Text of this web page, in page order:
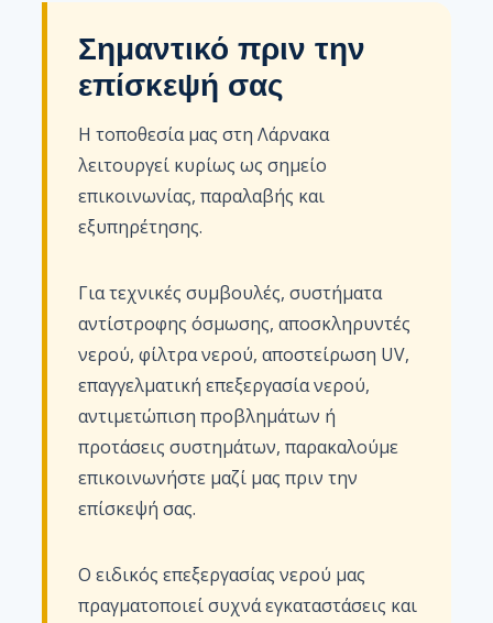
Σημαντικό πριν την
επίσκεψή σας
Η τοποθεσία μας στη Λάρνακα
λειτουργεί κυρίως ως σημείο
επικοινωνίας, παραλαβής και
εξυπηρέτησης.
Για τεχνικές συμβουλές, συστήματα
αντίστροφης όσμωσης, αποσκληρυντές
νερού, φίλτρα νερού, αποστείρωση UV,
επαγγελματική επεξεργασία νερού,
αντιμετώπιση προβλημάτων ή
προτάσεις συστημάτων, παρακαλούμε
επικοινωνήστε μαζί μας πριν την
επίσκεψή σας.
Ο ειδικός επεξεργασίας νερού μας
πραγματοποιεί συχνά εγκαταστάσεις και